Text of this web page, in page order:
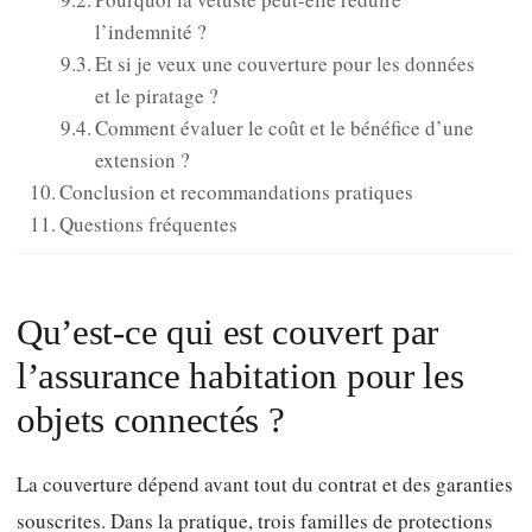
l’indemnité ?
Et si je veux une couverture pour les données
et le piratage ?
Comment évaluer le coût et le bénéfice d’une
extension ?
Conclusion et recommandations pratiques
Questions fréquentes
Qu’est-ce qui est couvert par
l’assurance habitation pour les
objets connectés ?
La couverture dépend avant tout du contrat et des garanties
souscrites. Dans la pratique, trois familles de protections